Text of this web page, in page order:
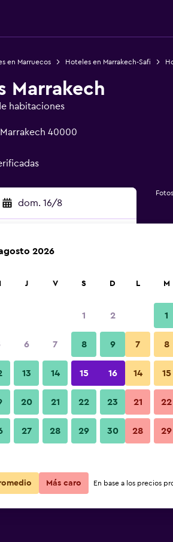
en Marruecos Hoteles en Marrakech-Safi
Marrakech
habitaciones
40000
dom. 16/8
Ver precios
Ver precios
Fotos
2026
J V S D
1 2
6 7 8 9
13 14 15 16
20 21 22 23
27 28 29 30
L M
1
7 8
14 15
21 22
28 29
Más caro En base a los precios